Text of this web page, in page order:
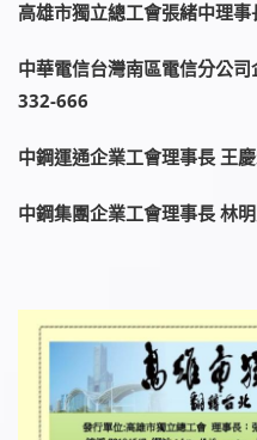
高雄市獨立總工會張緒中理
中華電信台灣南區電信分公
332-666
中鋼運通企業工會理事長 王
中鋼集團企業工會理事長 林